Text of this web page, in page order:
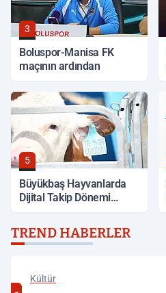
3
Boluspor-Manisa FK
maçının ardından
5
Büyükbaş Hayvanlarda
Dijital Takip Dönemi
TREND HABERLER
Kültür